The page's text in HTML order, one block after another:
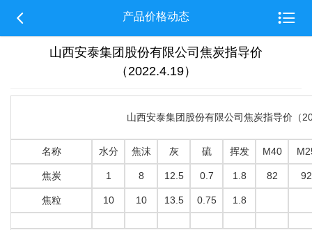
 产品价格动态 
山西安泰集团股份有限公司焦炭指导价
（2022.4.19）
山西安泰集团股份有限公司焦炭指导价（
名称 水分 焦沫 灰 硫 挥发 M40
焦炭 1 8 12.5 0.7 1.8 82 92
焦粒 10 10 13.5 0.75 1.8